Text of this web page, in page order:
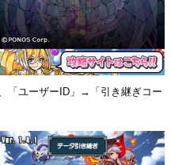
「ユーザーID」→「引き継ぎコー